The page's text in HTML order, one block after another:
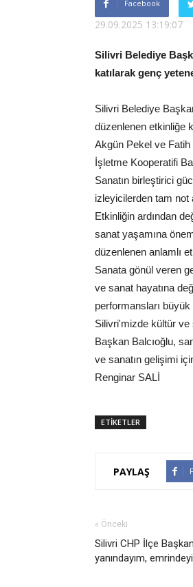
Facebook
29.09.2025 13:19:07
Silivri Belediye
katılarak genç
Silivri Belediye
düzenlenen etkinliğe
Akgün Pekel ve Fatih
İşletme Kooperatifi
Sanatın birleştirici
izleyicilerden tam not
Etkinliğin ardından
sanat yaşamına
düzenlenen anlamlı
Sanata gönül veren
ve sanat hayatına
performansları
Silivri'mizde kültür ve
Başkan Balcıoğlu,
ve sanatın gelişimi
Renginar SALİ
ETİKETLER
PAYLAŞ
« Önceki
Silivri CHP İlçe
yanındayım,